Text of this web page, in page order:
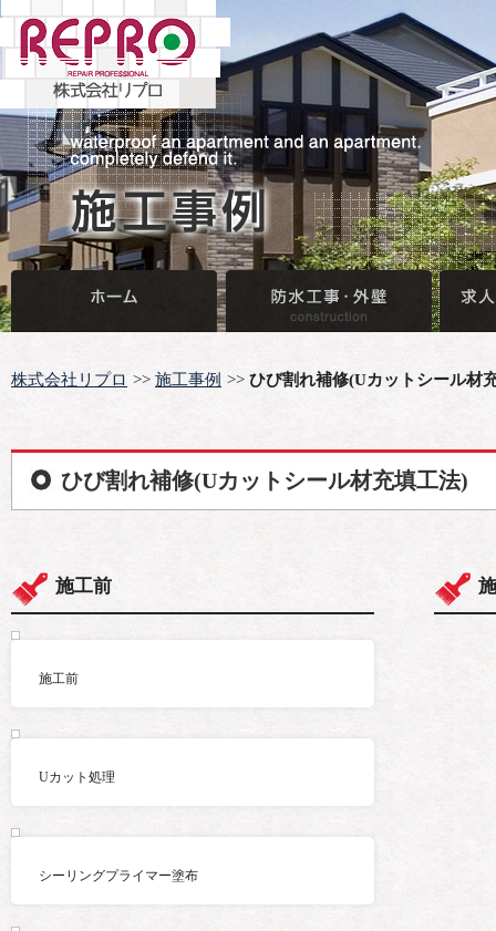
株式会社リプロ 施工事例 ひび割れ補修(Uカットシール材
ひび割れ補修(Uカットシール材充填工法)
施工前
施工前
Uカット処理
シーリングプライマー塗布